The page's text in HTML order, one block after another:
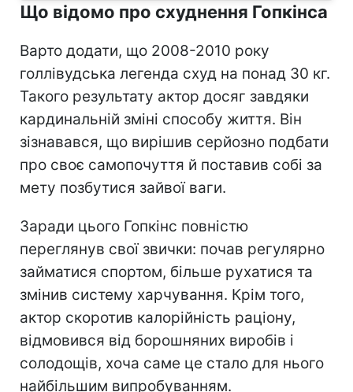
Що відомо про схуднення Гопкінса
Варто додати, що 2008-2010 року
голлівудська легенда схуд на понад 30 кг.
Такого результату актор досяг завдяки
кардинальній зміні способу життя. Він
зізнавався, що вирішив серйозно подбати
про своє самопочуття й поставив собі за
мету позбутися зайвої ваги.
Заради цього Гопкінс повністю
переглянув свої звички: почав регулярно
займатися спортом, більше рухатися та
змінив систему харчування. Крім того,
актор скоротив калорійність раціону,
відмовився від борошняних виробів і
солодощів, хоча саме це стало для нього
найбільшим випробуванням.